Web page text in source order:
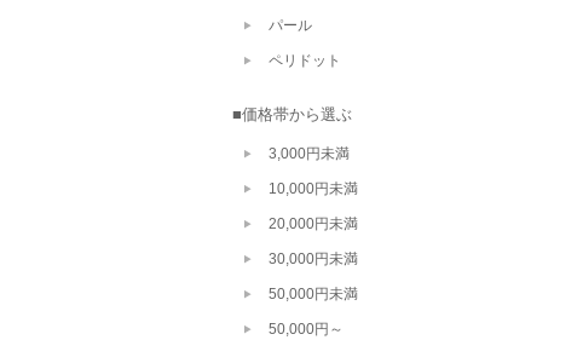
パール
ペリドット
■価格帯から選ぶ
3,000円未満
10,000円未満
20,000円未満
30,000円未満
50,000円未満
50,000円～